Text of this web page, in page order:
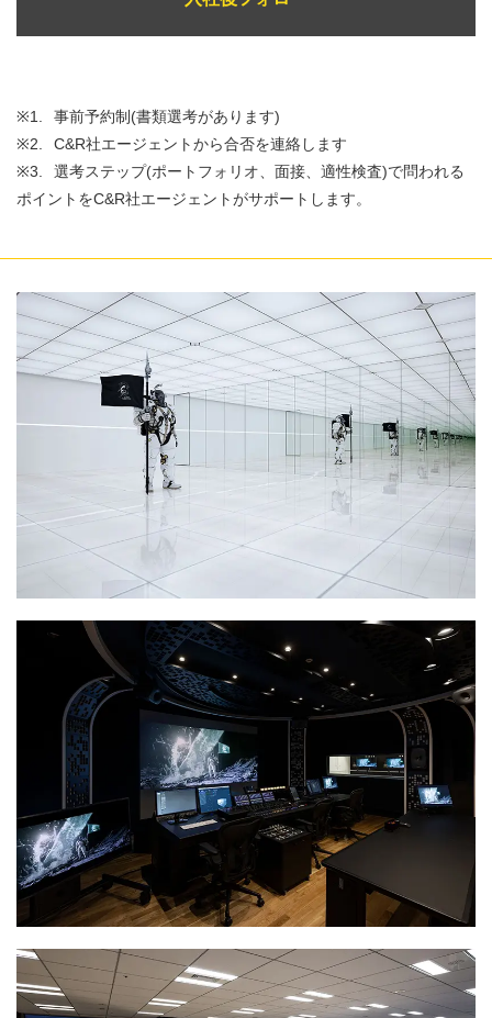
※1.
事前予約制(書類選考があります)
※2.
C&R社エージェントから合否を連絡します
※3.
選考ステップ(ポートフォリオ、面接、適性検査)で問われる
ポイントをC&R社エージェントがサポートします。